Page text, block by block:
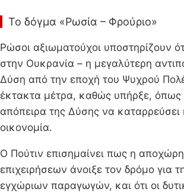
Το δόγμα «Ρωσία – Φρούριο»
Ρώσοι αξιωματούχοι υποστηρίζουν
στην Ουκρανία – η μεγαλύτερη
Δύση από την εποχή του Ψυχρού
έκτακτα μέτρα, καθώς υπήρξε, όπως
απόπειρα της Δύσης να καταρρεύσει
οικονομία.
Ο Πούτιν επισημαίνει πως η
επιχειρήσεων άνοιξε τον δρόμο για
εγχώριων παραγωγών, και ότι οι